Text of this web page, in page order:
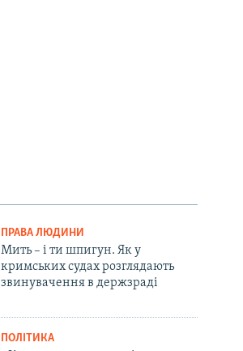
ПРАВА ЛЮДИНИ
Мить – і ти шпигун. Як у
кримських судах розглядають
звинувачення в держзраді
ПОЛІТИКА